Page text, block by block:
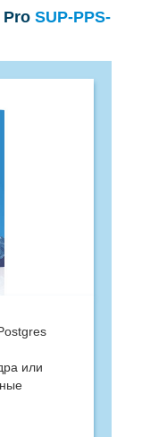
SUP-PPS-
или